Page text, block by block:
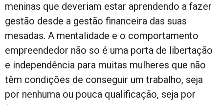
meninas que deveriam estar aprendendo a fazer
gestão desde a gestão financeira das suas
mesadas. A mentalidade e o comportamento
empreendedor não so é uma porta de libertação
e independência para muitas mulheres que não
têm condições de conseguir um trabalho, seja
por nenhuma ou pouca qualificação, seja por